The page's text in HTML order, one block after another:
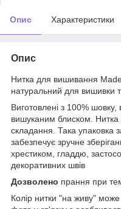
Опис Характеристики
Опис
Нитка для вишивання
натуральний для вишивки
Виготовлені з 100% шовку,
вишуканим блиском. Нитка
складання. Така упаковка
забезпечує зручне
хрестиком, гладдю,
декоративних швів
Дозволено прання при
Колір нитки "на живу" може